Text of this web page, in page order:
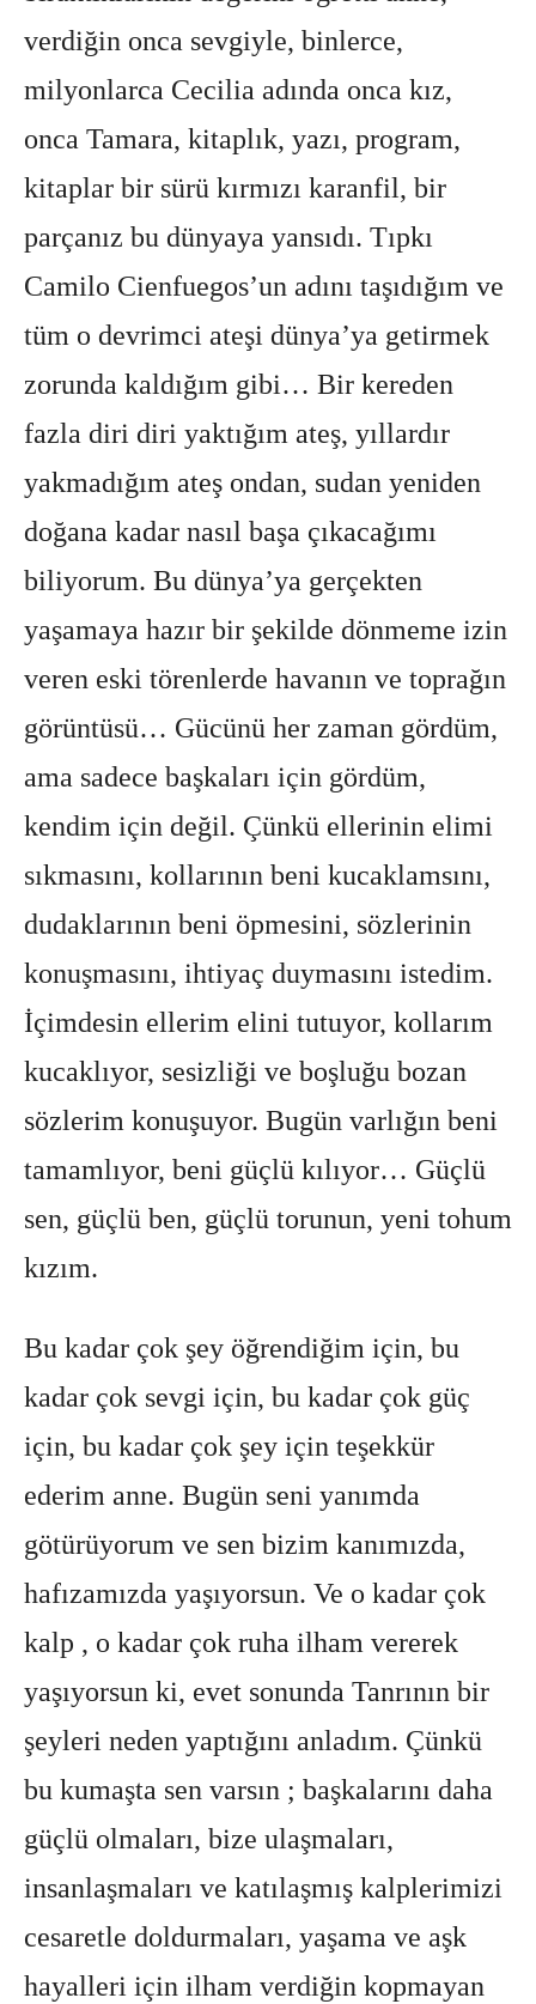
verdiğin onca sevgiyle, binlerce,
milyonlarca Cecilia adında onca kız,
onca Tamara, kitaplık, yazı, program,
kitaplar bir sürü kırmızı karanfil, bir
parçanız bu dünyaya yansıdı. Tıpkı
Camilo Cienfuegos’un adını taşıdığım ve
tüm o devrimci ateşi dünya’ya getirmek
zorunda kaldığım gibi… Bir kereden
fazla diri diri yaktığım ateş, yıllardır
yakmadığım ateş ondan, sudan yeniden
doğana kadar nasıl başa çıkacağımı
biliyorum. Bu dünya’ya gerçekten
yaşamaya hazır bir şekilde dönmeme izin
veren eski törenlerde havanın ve toprağın
görüntüsü… Gücünü her zaman gördüm,
ama sadece başkaları için gördüm,
kendim için değil. Çünkü ellerinin elimi
sıkmasını, kollarının beni kucaklamsını,
dudaklarının beni öpmesini, sözlerinin
konuşmasını, ihtiyaç duymasını istedim.
İçimdesin ellerim elini tutuyor, kollarım
kucaklıyor, sesizliği ve boşluğu bozan
sözlerim konuşuyor. Bugün varlığın beni
tamamlıyor, beni güçlü kılıyor… Güçlü
sen, güçlü ben, güçlü torunun, yeni tohum
kızım.
Bu kadar çok şey öğrendiğim için, bu
kadar çok sevgi için, bu kadar çok güç
için, bu kadar çok şey için teşekkür
ederim anne. Bugün seni yanımda
götürüyorum ve sen bizim kanımızda,
hafızamızda yaşıyorsun. Ve o kadar çok
kalp , o kadar çok ruha ilham vererek
yaşıyorsun ki, evet sonunda Tanrının bir
şeyleri neden yaptığını anladım. Çünkü
bu kumaşta sen varsın ; başkalarını daha
güçlü olmaları, bize ulaşmaları,
insanlaşmaları ve katılaşmış kalplerimizi
cesaretle doldurmaları, yaşama ve aşk
hayalleri için ilham verdiğin kopmayan